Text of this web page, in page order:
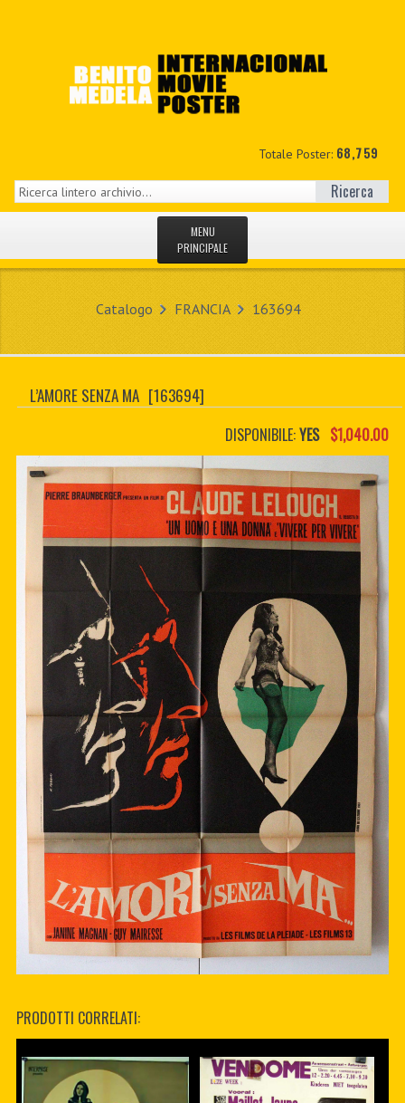
Totale Poster: 68,759
Ricerca
MENU
PRINCIPALE
IL MIO CONTO
CONTATTO
PDF BOOKS
CUSTOM PDF
Catalogo FRANCIA 163694
L’AMORE SENZA MA [163694]
DISPONIBILE:YES $1,040.00
PRODOTTI CORRELATI: